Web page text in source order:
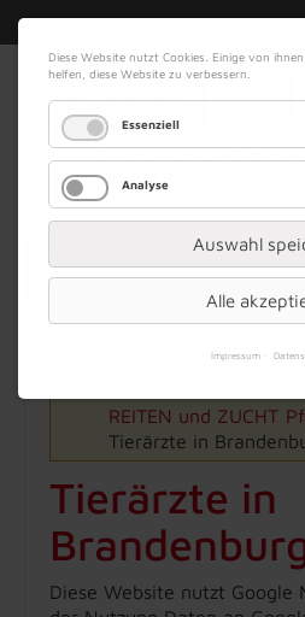
06. August 2026 Impressum|
Werbung
REITEN und ZUCHT
Tierärzte in
Tierärzte in
Diese Website nutzt
Diese Website nutzt Cookies. Einige von
helfen, diese Website zu verbessern.
Essenziell
Analyse
Auswahl
Alle
Impressum